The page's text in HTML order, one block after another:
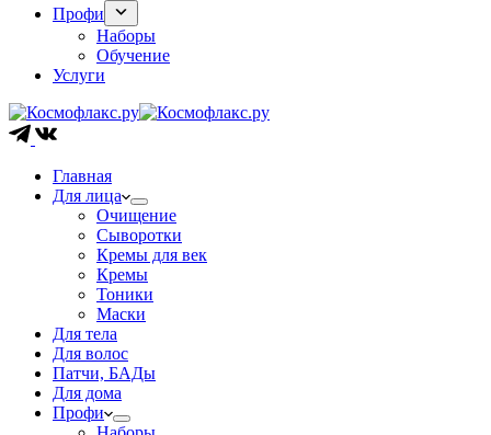
Профи
Наборы
Обучение
Услуги
Главная
Для лица
Очищение
Сыворотки
Кремы для век
Кремы
Тоники
Маски
Для тела
Для волос
Патчи, БАДы
Для дома
Профи